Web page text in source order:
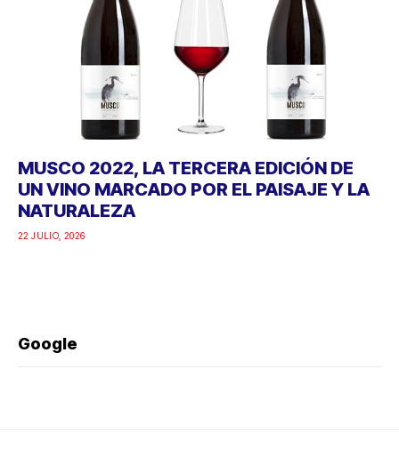
MUSCO 2022, LA TERCERA EDICIÓN DE
UN VINO MARCADO POR EL PAISAJE Y LA
NATURALEZA
22 JULIO, 2026
Google